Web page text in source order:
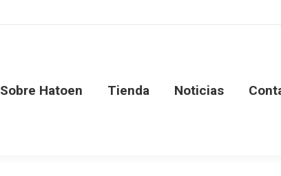
Sobre Hatoen Tienda Noticias